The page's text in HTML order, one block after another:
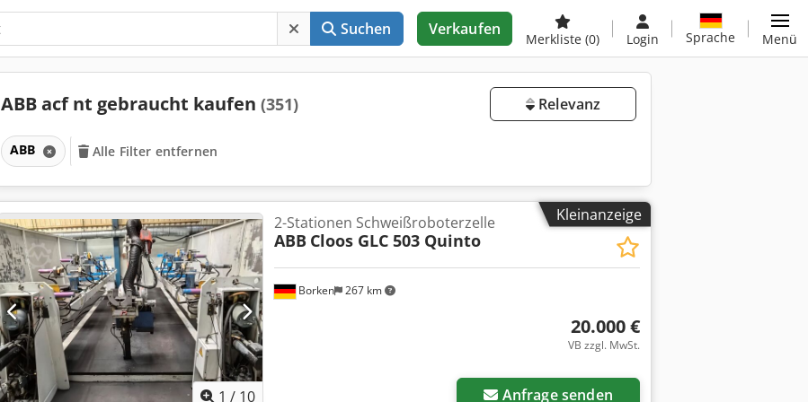
Suchen Verkaufen
Merkliste (0) Login Sprache Menü
ABB acf nt gebraucht kaufen (351) Relevanz
ABB Alle Filter entfernen
Kleinanzeige
1 / 10
Borken 267 km
2-Stationen Schweißroboterzelle
ABB Cloos GLC 503 Quinto
20.000 €
VB zzgl. MwSt.
Anfrage senden